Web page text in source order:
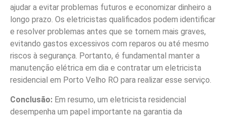
ajudar a evitar problemas futuros e economizar dinheiro a
longo prazo. Os eletricistas qualificados podem identificar
e resolver problemas antes que se tornem mais graves,
evitando gastos excessivos com reparos ou até mesmo
riscos à segurança. Portanto, é fundamental manter a
manutenção elétrica em dia e contratar um eletricista
residencial em Porto Velho RO para realizar esse serviço.
Conclusão: Em resumo, um eletricista residencial
desempenha um papel importante na garantia da